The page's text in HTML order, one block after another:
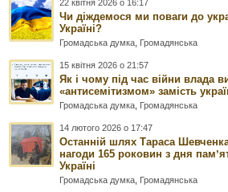
22 квітня 2026 о 16:17
Чи діждемося ми поваги до
Україні?
Громадська думка Громадянська
15 квітня 2026 о 21:57
Як і чому під час війни влада
«антисемітизмом» замість
Громадська думка Громадянська
14 лютого 2026 о 17:47
Останній шлях Тараса
нагоди 165 роковин з дня
Україні
Громадська думка Громадянська